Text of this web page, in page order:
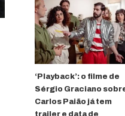
‘Playback’: o filme de
Sérgio Graciano
Carlos Paião já tem
trailer e data de